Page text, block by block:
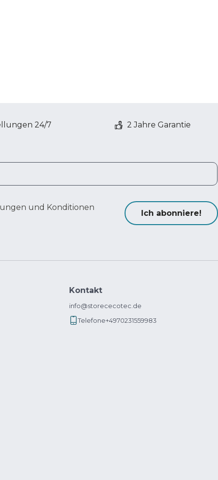
24/7 2 Jahre Garantie
und Konditionen
Ich abonniere!
Kontakt
info@storececotec.de
Telefone+4970231559983